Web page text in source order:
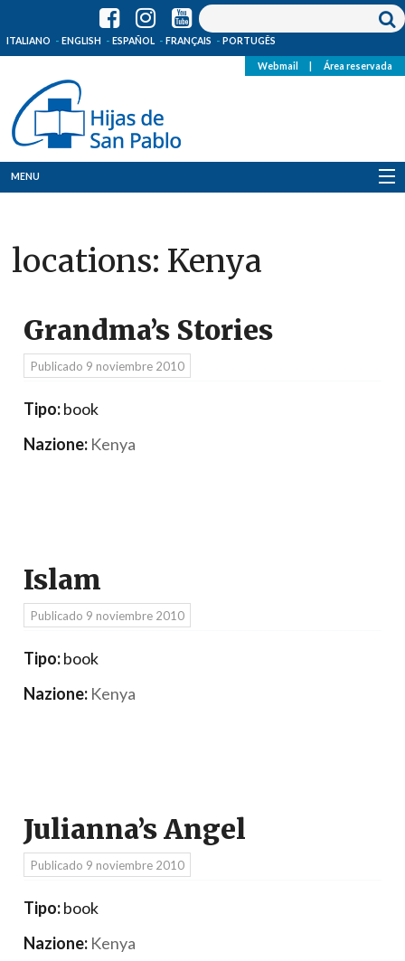
ITALIANO ENGLISH ESPAÑOL FRANÇAIS PORTUGÊS
Webmail Área reservada
MENU
Dónde estamos
Recursos
locations: Kenya
Grandma’s Stories
Publicado 9 noviembre 2010
Tipo:book
Nazione: Kenya
Islam
Publicado 9 noviembre 2010
Tipo:book
Nazione: Kenya
Julianna’s Angel
Publicado 9 noviembre 2010
Tipo:book
Nazione: Kenya